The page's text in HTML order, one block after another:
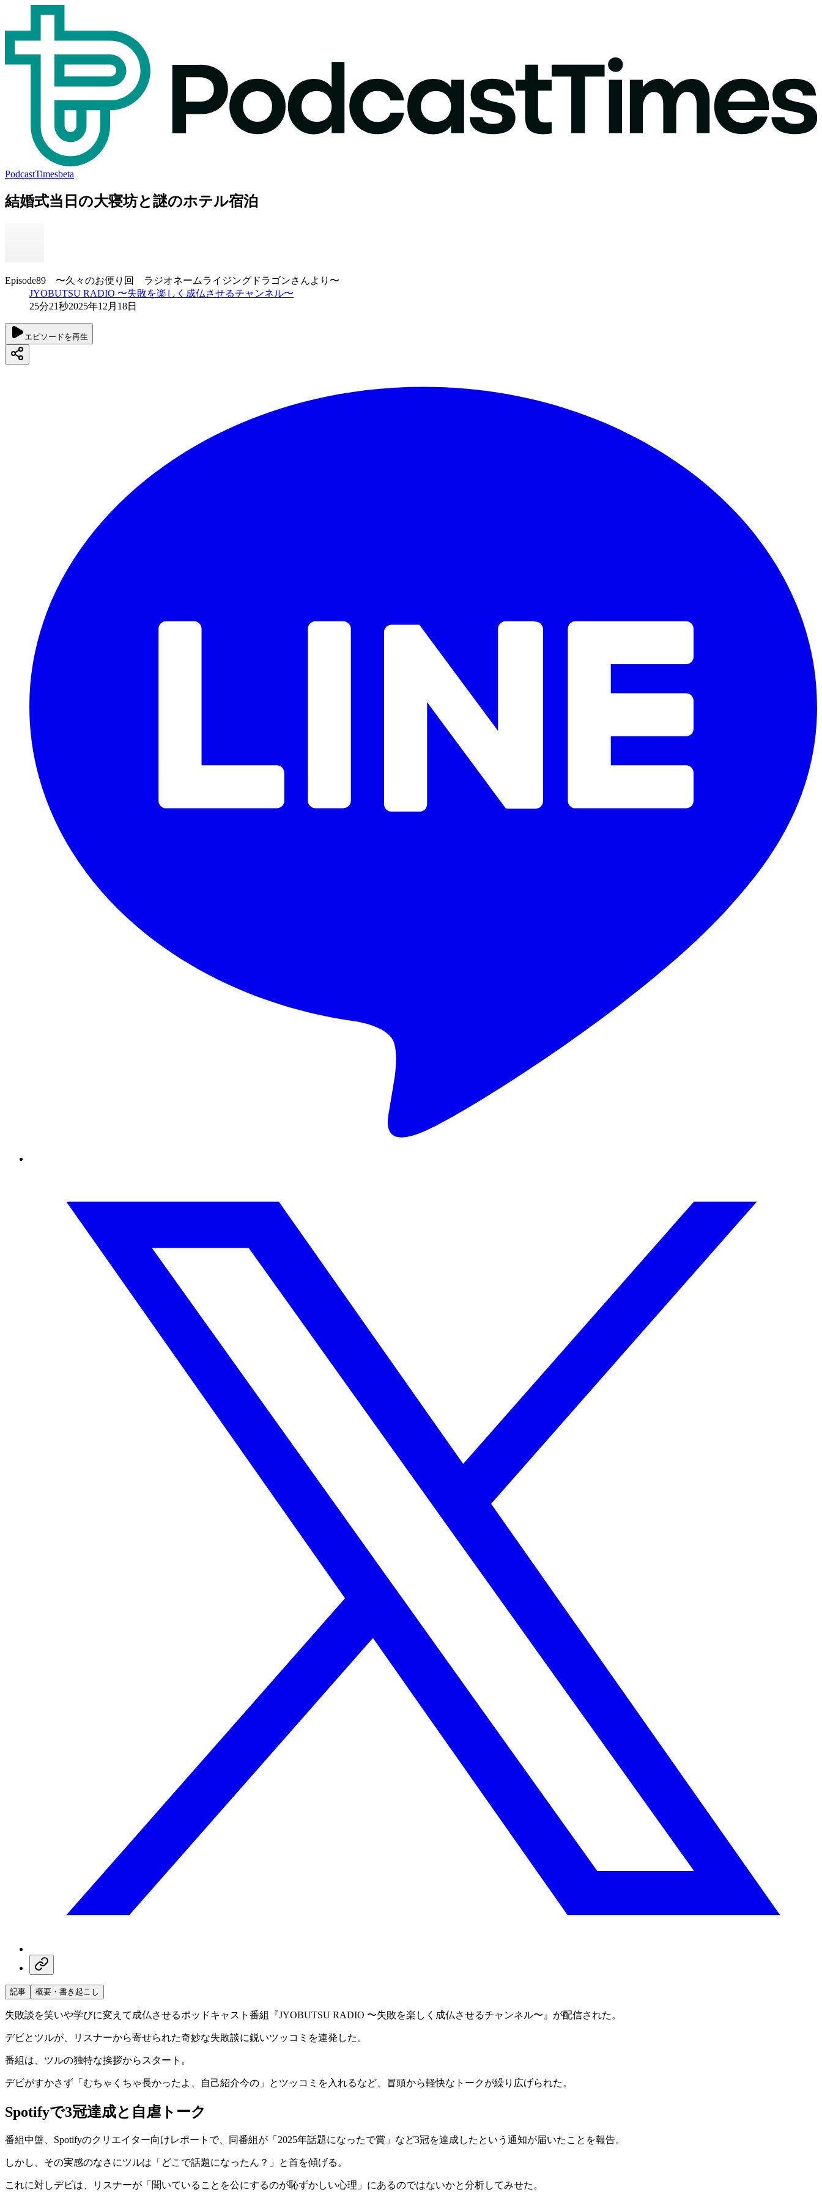
PodcastTimesbeta
結婚式当日の大寝坊と謎のホテル宿泊
Episode89 〜久々のお便り回 ラジオネームライジングドラゴンさんより〜
JYOBUTSU RADIO 〜失敗を楽しく成仏させるチャンネル〜
25分21秒2025年12月18日
エピソードを再生
記事 概要・書き起こし
失敗談を笑いや学びに変えて成仏させるポッドキャスト番組『JYOBUTSU RADIO 〜失敗を楽しく成仏させるチャンネル〜』が配信された。
デビとツルが、リスナーから寄せられた奇妙な失敗談に鋭いツッコミを連発した。
番組は、ツルの独特な挨拶からスタート。
デビがすかさず「むちゃくちゃ長かったよ、自己紹介今の」とツッコミを入れるなど、冒頭から軽快なトークが繰り広げられた。
Spotifyで3冠達成と自虐トーク
番組中盤、Spotifyのクリエイター向けレポートで、同番組が「2025年話題になったで賞」など3冠を達成したという通知が届いたことを報告。
しかし、その実感のなさにツルは「どこで話題になったん？」と首を傾げる。
これに対しデビは、リスナーが「聞いていることを公にするのが恥ずかしい心理」にあるのではないかと分析してみせた。